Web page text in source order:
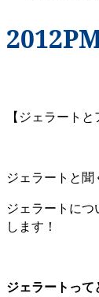
【ジェラート
ジェラートと
ジェラートに
します！
ジェラートって